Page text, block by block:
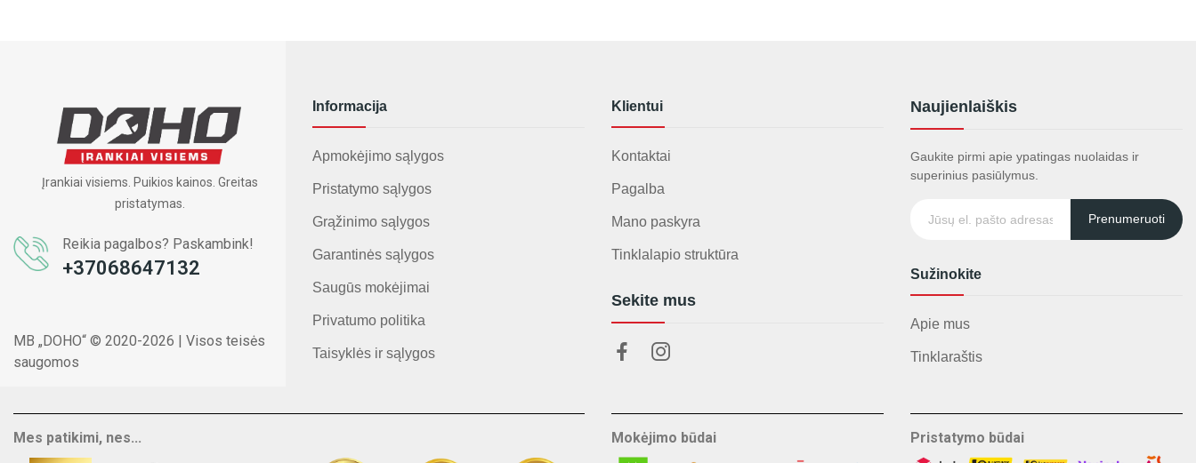
Įrankiai visiems. Puikios kainos. Greitas
pristatymas.
Reikia pagalbos? Paskambink!
+37068647132
MB „DOHO“ © 2020-2026 | Visos teisės
saugomos
Informacija
Apmokėjimo sąlygos
Pristatymo sąlygos
Grąžinimo sąlygos
Garantinės sąlygos
Saugūs mokėjimai
Privatumo politika
Taisyklės ir sąlygos
Klientui
Kontaktai
Pagalba
Mano paskyra
Tinklalapio struktūra
Sekite mus
Naujienlaiškis
Gaukite pirmi apie ypatingas nuolaidas ir
superinius pasiūlymus.
Prenumeruoti
Sužinokite
Apie mus
Tinklaraštis
Mes patikimi, nes... Mokėjimo būdai Pristatymo būdai